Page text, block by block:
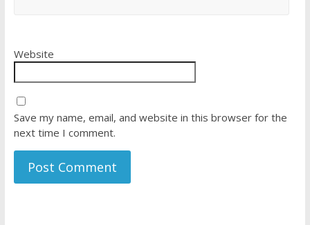
Website
Save my name, email, and website in this browser for the
next time I comment.